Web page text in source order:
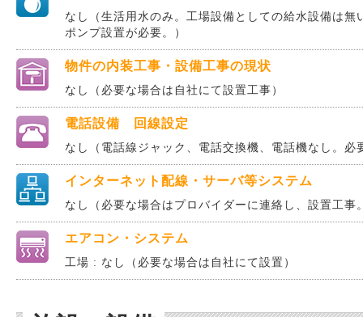
なし（生活用水のみ。工場設備としての給水設備は
ポンプ設置が必要。）
物件の内装工事・設備工事の現状
なし（必要な場合は自社にて設置工事）
電話設備 回線設定
なし（電話線ジャック、電話交換機、電話機なし。必
インターネット配線・サーバ等システム
なし（必要な場合はプロバイダーに連絡し、設置工事
エアコン・システム
工場 : なし（必要な場合は自社にて設置）